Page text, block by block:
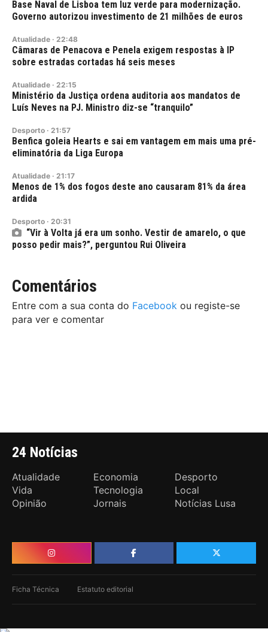
Base Naval de Lisboa tem luz verde para modernização.
Governo autorizou investimento de 21 milhões de euros
Atualidade · 22:48
Câmaras de Penacova e Penela exigem respostas à IP
sobre estradas cortadas há seis meses
Atualidade · 22:15
Ministério da Justiça ordena auditoria aos mandatos de
Luís Neves na PJ. Ministro diz-se “tranquilo”
Desporto · 21:57
Benfica goleia Hearts e sai em vantagem em mais uma pré-
eliminatória da Liga Europa
Atualidade · 21:17
Menos de 1% dos fogos deste ano causaram 81% da área
ardida
Desporto · 20:31
“Vir à Volta já era um sonho. Vestir de amarelo, o que
posso pedir mais?”, perguntou Rui Oliveira
Comentários
Entre com a sua conta do Facebook ou registe-se
para ver e comentar
24 Notícias
Atualidade Economia
Desporto
Vida
Tecnologia
Local
Opinião
Jornais Notícias Lusa
Ficha Técnica Estatuto editorial